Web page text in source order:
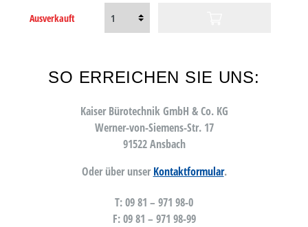
Ausverkauft
SO ERREICHEN SIE UNS:
Kaiser Bürotechnik GmbH & Co. KG
Werner-von-Siemens-Str. 17
91522 Ansbach
Oder über unserKontaktformular.
T: 09 81 – 971 98-0
F: 09 81 – 971 98-99